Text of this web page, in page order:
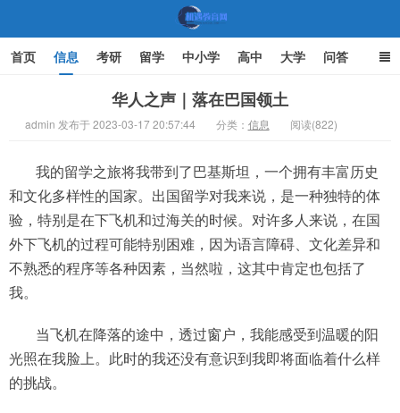
首页 信息 考研 留学 中小学 高中 大学 问答
华人之声｜​落在巴国领土​
admin 发布于 2023-03-17 20:57:44 分类： 信息 阅读(822)
我的留学之旅将我带到了巴基斯坦，一个拥有丰富历史
和文化多样性的国家。出国留学对我来说，是一种独特的体
验，特别是在下飞机和过海关的时候。对许多人来说，在国
外下飞机的过程可能特别困难，因为语言障碍、文化差异和
不熟悉的程序等各种因素，当然啦，这其中肯定也包括了
我。
当飞机在降落的途中，透过窗户，我能感受到温暖的阳
光照在我脸上。此时的我还没有意识到我即将面临着什么样
的挑战。